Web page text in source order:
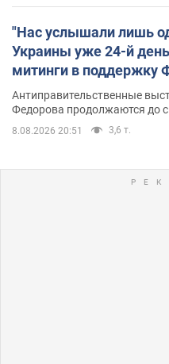
"Нас услышали лишь
Украины уже 24-й
митинги в поддержку
Антиправительственные
Федорова продолжаются до
8.08.2026 20:51 3,6 т.